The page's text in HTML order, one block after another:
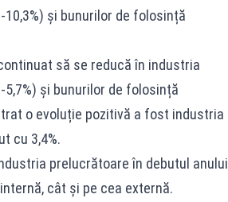
și bunurilor de folosință
să se reducă în industria
și bunurilor de folosință
o evoluție pozitivă a fost industria
cu 3,4%.
prelucrătoare în debutul anului
cât și pe cea externă.